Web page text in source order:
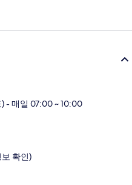
- 매일 07:00 ~ 10:00
확인)